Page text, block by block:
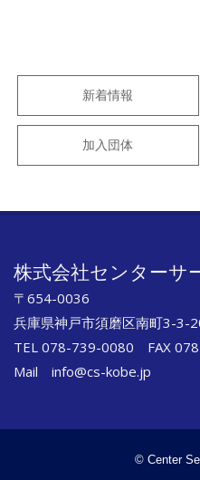
新着情報
加入団体
株式会社センターサ
〒654-0036
兵庫県神戸市須磨区南町3-3-
TEL 078-739-0080 FAX
Mail info@cs-kobe.jp
© Center